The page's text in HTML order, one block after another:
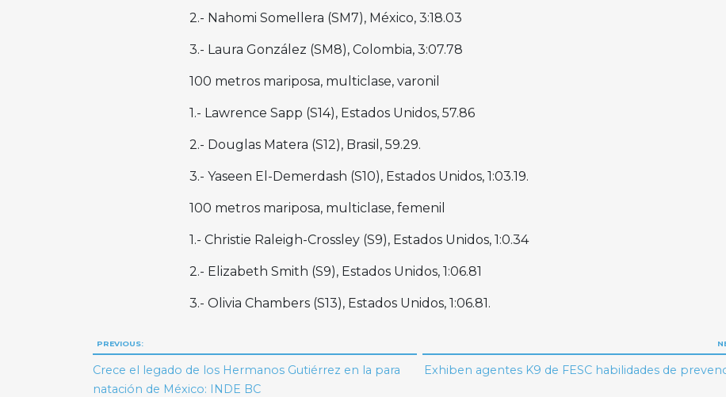
2.- Nahomi Somellera (SM7), México, 3:18.03
3.- Laura González (SM8), Colombia, 3:07.78
100 metros mariposa, multiclase, varonil
1.- Lawrence Sapp (S14), Estados Unidos, 57.86
2.- Douglas Matera (S12), Brasil, 59.29.
3.- Yaseen El-Demerdash (S10), Estados Unidos, 1:03.19.
100 metros mariposa, multiclase, femenil
1.- Christie Raleigh-Crossley (S9), Estados Unidos, 1:0.34
2.- Elizabeth Smith (S9), Estados Unidos, 1:06.81
3.- Olivia Chambers (S13), Estados Unidos, 1:06.81.
Navegación
de
PREVIOUS:
Crece el legado de los Hermanos Gutiérrez en la para
natación de México: INDE BC
Exhiben agentes K9 de FESC habilidades de